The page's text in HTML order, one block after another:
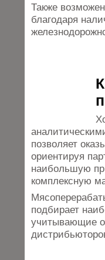
Также
благодаря
позволяет
ориентируя
наибольшую
комплексную
подбирает
учитывающие